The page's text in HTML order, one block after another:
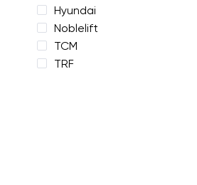
Hyundai
Noblelift
TCM
TRF